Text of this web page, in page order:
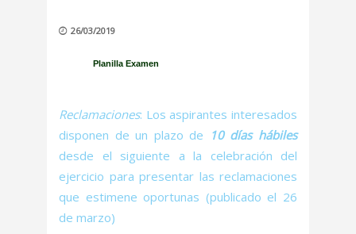
26/03/2019
Planilla Examen
Reclamaciones: Los aspirantes interesados
disponen de un plazo de 10 días hábiles
desde el siguiente a la celebración del
ejercicio para presentar las reclamaciones
que estimene oportunas (publicado el 26
de marzo)